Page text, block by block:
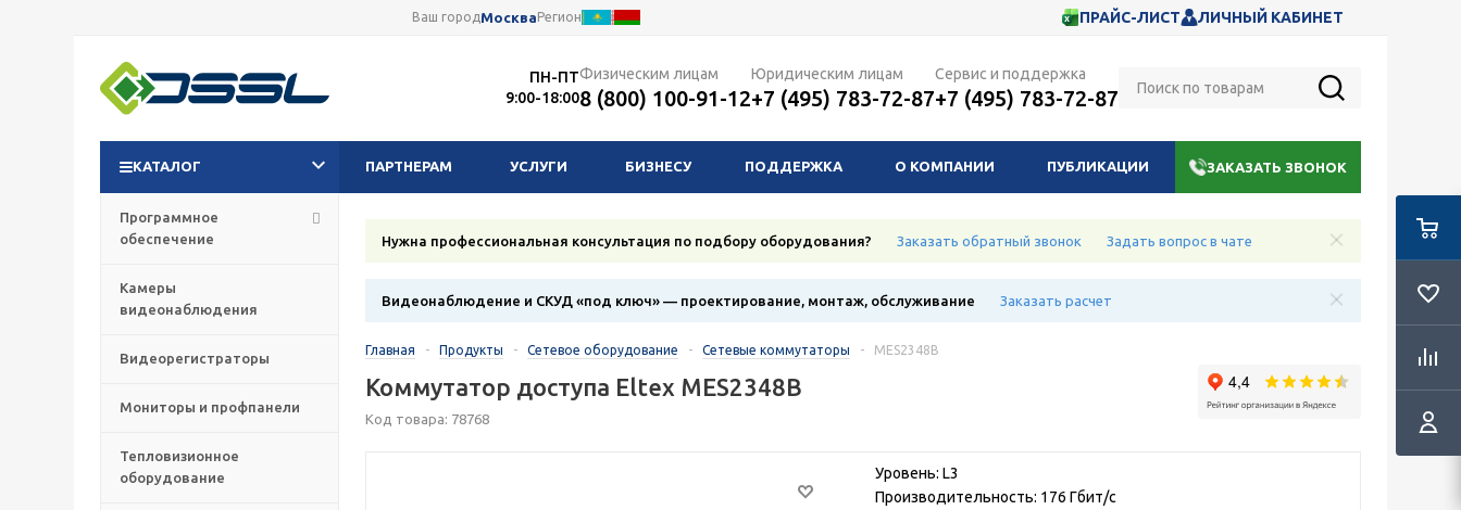
Ваш городМоскваРегион ПРАЙС-ЛИСТ ЛИЧНЫЙ КАБИНЕТ
ПН-ПТ
9:00-18:00
Физическим лицам
8 (800) 100-91-12
Юридическим лицам
+7 (495) 783-72-87
Сервис и поддержка
+7 (495) 783-72-87
КАТАЛОГ ПАРТНЕРАМ УСЛУГИ БИЗНЕСУ ПОДДЕРЖКА О КОМПАНИИ ПУБЛИКАЦИИ ЗАКАЗАТЬ ЗВОНОК
Программное
обеспечение
Камеры
видеонаблюдения
Видеорегистраторы
Мониторы и профпанели
Тепловизионное
оборудование
Нужна профессиональная консультация по подбору оборудования? Заказать обратный звонок Задать вопрос в чате
Видеонаблюдение и СКУД «под ключ» — проектирование, монтаж, обслуживание Заказать расчет
Главная - Продукты - Сетевое оборудование - Сетевые коммутаторы - MES2348B
Коммутатор доступа Eltex MES2348B
Код товара: 78768
Уровень: L3
Производительность: 176 Гбит/с